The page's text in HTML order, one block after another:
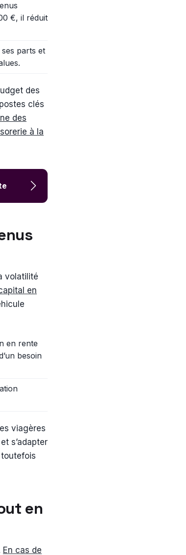
€, il réduit
parts et
des
clés
des
à la
volatilité
en
en rente
besoin
viagères
s’adapter
en
En cas de